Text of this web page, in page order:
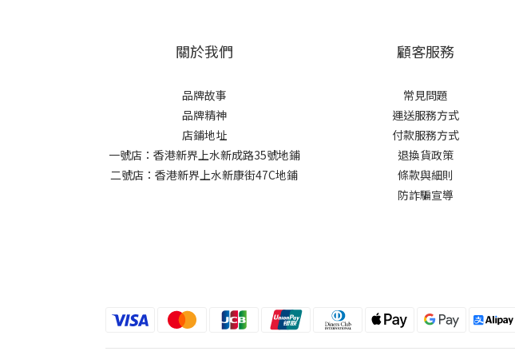
關於我們
品牌故事
品牌精神
店鋪地址
一號店：香港新界上水新成路35號地鋪
二號店：香港新界上水新康街47C地鋪
顧客服務
常見問題
運送服務方式
付款服務方式
退換貨政策
條款與細則
防詐騙宣導